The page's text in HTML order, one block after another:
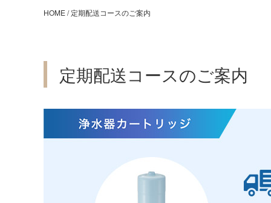
HOME/定期配送コースのご案内
定期配送コースのご案内